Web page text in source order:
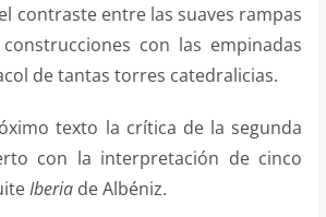
contraste entre las suaves rampas
con las empinadas
de tantas torres catedralicias.
texto la crítica de la segunda
con la interpretación de cinco
Iberiade Albéniz.